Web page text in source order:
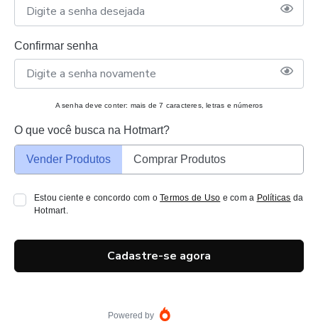
Confirmar senha
A senha deve conter: mais de 7 caracteres, letras e números
O que você busca na Hotmart?
Vender Produtos Comprar Produtos
Estou ciente e concordo com oTermos de Uso e com a Políticas da
Hotmart.
Cadastre-se agora
Powered by